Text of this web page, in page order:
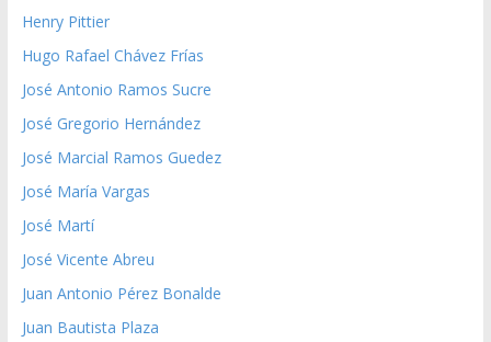
Henry Pittier
Hugo Rafael Chávez Frías
José Antonio Ramos Sucre
José Gregorio Hernández
José Marcial Ramos Guedez
José María Vargas
José Martí
José Vicente Abreu
Juan Antonio Pérez Bonalde
Juan Bautista Plaza